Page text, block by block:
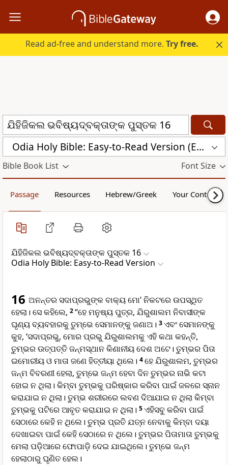
Read ad-free and understand more.Try free.
Odia Holy Bible: Easy-to-Read Version (ERV-OR)
Bible Book List Font Size
Passage Resources Hebrew/Greek Your Content
ଯିହିଜିକଲ ଭବିଷ୍ୟ‌ଦ୍‌ବକ୍ତାଙ୍କ ପୁସ୍ତକ 16
Odia Holy Bible: Easy-to-Read Version
16 ଅନନ୍ତର ସଦାପ୍ରଭୁଙ୍କ ବାକ୍ୟ ମୋ’ ନିକଟରେ ଉପସ୍ଥିତ
ହେଲା। ସେ କହିଲେ, 2“ହେ ମନୁଷ୍ୟ ପୁତ୍ର, ଯିରୁଶାଲମ ନିବାସୀଙ୍କ
ଘୃଣ୍ୟ ବ୍ୟବହାରକୁ ତୁମ୍ଭେ ସେମାନଙ୍କୁ ଜଣାଅ। 3ଏବଂ ସେମାନଙ୍କୁ
କୁହ, ‘ସଦାପ୍ରଭୁ, ମୋର ପ୍ରଭୁ ଯିରୁଶାଲମକୁ ଏହି କଥା କହନ୍ତି,
ତୁମ୍ଭର ଉତ୍ପତ୍ତି ଜନ୍ମସ୍ଥାନ କିଣାନୀୟ ଦେଶ ଅଟେ। ତୁମ୍ଭର ପିତା
ଇମୋରୀୟ ଓ ମାତା ଜଣେ ହିତ୍ତୀୟା ଥିଲେ। 4ହେ ଯିରୁଶାଲମ, ତୁମ୍ଭର
ଜନ୍ମ ବିବରଣୀ ହେଲା, ତୁମ୍ଭେ ଜନ୍ମ ହେବା ଦିନ ତୁମ୍ଭର ନାଭି କଟା
ହୋଇ ନ ଥିଲା। କିମ୍ବା ତୁମ୍ଭକୁ ପରିଷ୍କାର କରିବା ପାଇଁ ଜଳରେ ସ୍ନାନ
କରାଯାଇ ନ ଥିଲା। ତୁମ୍ଭ ଶରୀରରେ ଲବଣ ଦିଆଯାଇ ନ ଥିଲା କିମ୍ବା
ତୁମ୍ଭକୁ ପଟିରେ ଆବୃତ କରାଯାଇ ନ ଥିଲା। 5ଏହିସବୁ କରିବା ପାଇଁ
ସେଠାରେ କେହି ନ ଥିଲେ। ତୁମ୍ଭ ପ୍ରତି ଯତ୍ନ ନେବାକୁ କିମ୍ବା ଦୟା
ଦେଖାଇବା ପାଇଁ କେହି ସେଠାରେ ନ ଥିଲେ। ତୁମ୍ଭର ପିତାମାତା ତୁମ୍ଭକୁ
ମେଲା ପଡ଼ିଆରେ ଫୋପାଡ଼ି ଦେଇ ଯାଇଥିଲେ। ତୁମ୍ଭେ ଜନ୍ମ
ହେଲାଠାରୁ ଘୃଣିତ ହେଲ।